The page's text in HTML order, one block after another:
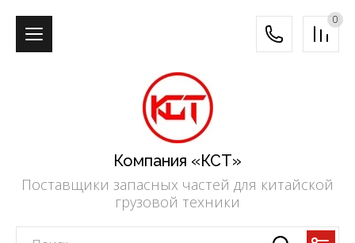
0
Компания «КСТ»
Поставщики запасных частей для китайской
грузовой техники